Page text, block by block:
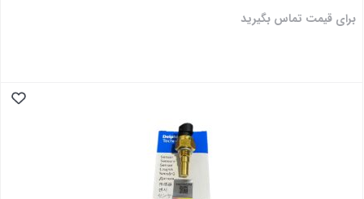
برای قیمت تماس بگیرید